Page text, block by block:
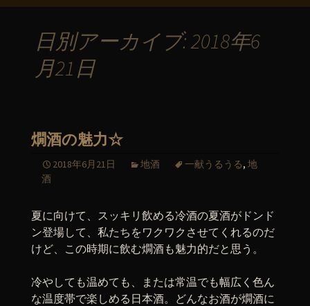
日別アーカイブ: 2018年6
月21日
燗酒の魅力☆
2018年6月21日 地酒 一献うるうる, 地
酒
夏に向けて、スッキリ飲める冷酒の夏酒がドンド
ン登場して、私たちをワクワクさせてくれるのだ
けど、この時期に飲む燗酒も魅力的だと思う。
冷やしても温めても、または常温でも幅広く色ん
な温度帯で楽しめる日本酒。どんなお酒が燗酒に